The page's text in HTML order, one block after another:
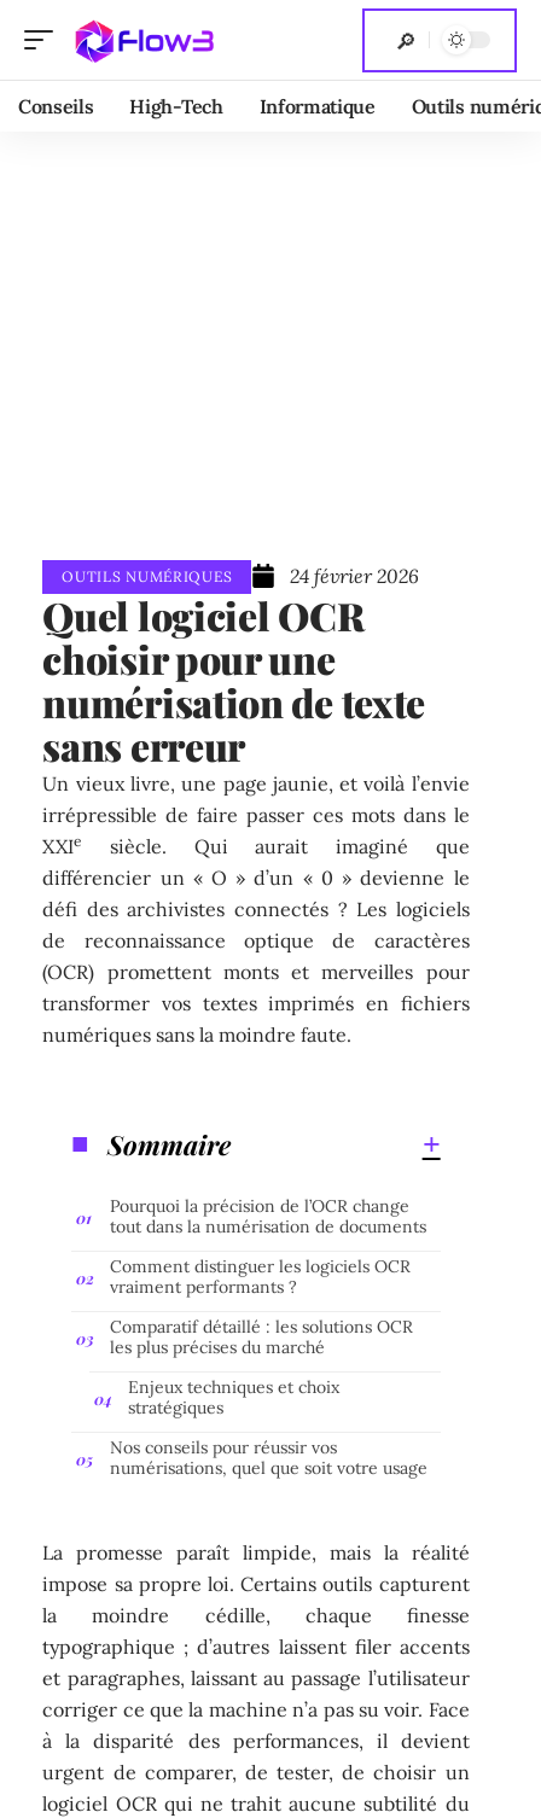
Conseils High-Tech Informatique Outils
OUTILS NUMÉRIQUES 24 février 2026
Quel logiciel OCR
choisir pour une
numérisation de texte
sans erreur
Un vieux livre, une page jaunie, et voilà l’envie
irrépressible de faire passer ces mots dans le
XXIe
siècle. Qui aurait imaginé que
différencier un « O » d’un « 0 » devienne le
défi des archivistes connectés ? Les logiciels
de reconnaissance optique de caractères
(OCR) promettent monts et merveilles pour
transformer vos textes imprimés en fichiers
numériques sans la moindre faute.
Sommaire
Pourquoi la précision de l’OCR change
tout dans la numérisation de documents
Comment distinguer les logiciels OCR
vraiment performants ?
Comparatif détaillé : les solutions OCR
les plus précises du marché
Enjeux techniques et choix
stratégiques
Nos conseils pour réussir vos
numérisations, quel que soit votre usage
La promesse paraît limpide, mais la réalité
impose sa propre loi. Certains outils capturent
la moindre cédille, chaque finesse
typographique ; d’autres laissent filer accents
et paragraphes, laissant au passage l’utilisateur
corriger ce que la machine n’a pas su voir. Face
à la disparité des performances, il devient
urgent de comparer, de tester, de choisir un
logiciel OCR qui ne trahit aucune subtilité du